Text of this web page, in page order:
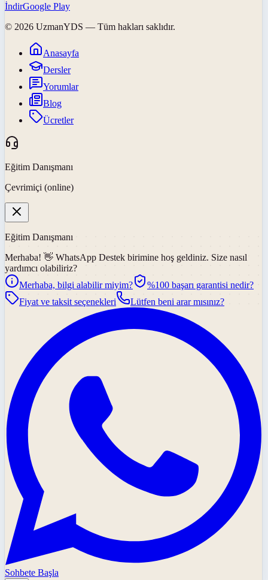
İndirGoogle Play
© 2026 UzmanYDS — Tüm hakları saklıdır.
Anasayfa
Dersler
Yorumlar
Blog
Ücretler
Eğitim Danışmanı
Çevrimiçi (online)
Eğitim Danışmanı
Merhaba! 👋 WhatsApp Destek birimine hoş geldiniz. Size nasıl
yardımcı olabiliriz?
Merhaba, bilgi alabilir miyim?
%100 başarı garantisi nedir?
Fiyat ve taksit seçenekleri
Lütfen beni arar mısınız?
Sohbete Başla